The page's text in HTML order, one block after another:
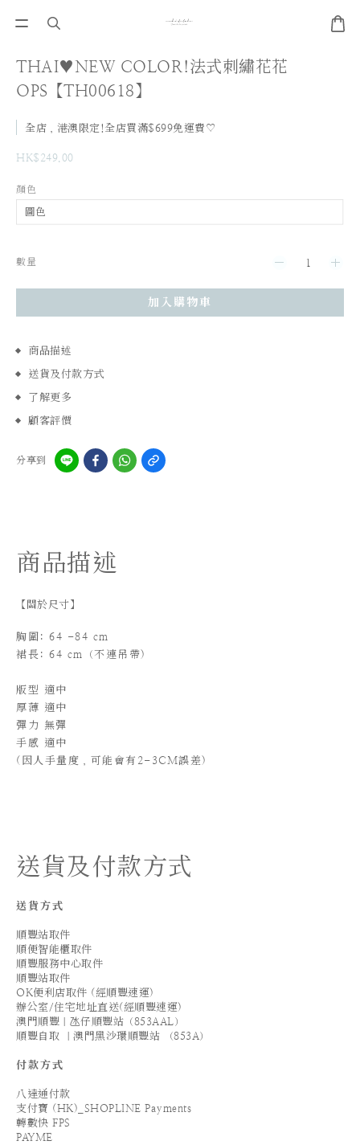
THAI♥NEW COLOR!法式刺繡花花
OPS【TH00618】
全店，港澳限定!全店買滿$699免運費♡
HK$249.00
顏色
數量
加入購物車
商品描述
送貨及付款方式
了解更多
顧客評價
分享到
商品描述
【關於尺寸】
胸圍: 64 -84 cm
裙長: 64 cm（不連吊帶)
版型 適中
厚薄 適中
彈力 無彈
手感 適中
( 因人手量度，可能會有2-3CM誤差)
送貨及付款方式
送貨方式
順豐站取件
順便智能櫃取件
順豐服務中心取件
順豐站取件
OK便利店取件 (經順豐速運)
辦公室/住宅地址直送(經順豐速運)
澳門順豐｜氹仔順豐站（853AAL）
順豐自取 ｜澳門黑沙環順豐站 （853A）
付款方式
八達通付款
支付寶 (HK)_SHOPLINE Payments
轉數快 FPS
PAYME